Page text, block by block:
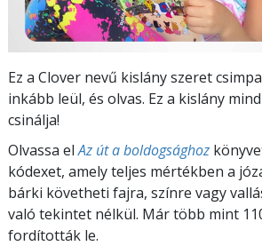
Ez a Clover nevű kislány szeret
inkább leül, és olvas. Ez a kislány
csinálja!
Olvassa elAz út a boldogsághoz
kódexet, amely teljes mértékben a
bárki követheti fajra, színre vagy
való tekintet nélkül. Már több mint
fordították le.